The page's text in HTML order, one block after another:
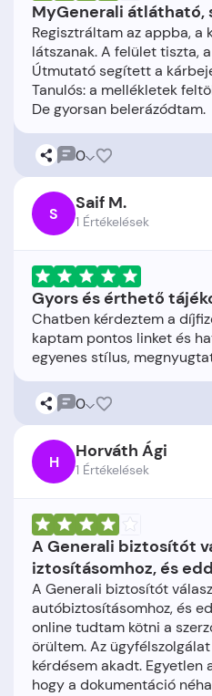
MyGenerali átlátható,
Regisztráltam az appba, a
látszanak. A felület tiszta,
Útmutató segített a
Tanulós: a mellékletek
0
S Saif M.
1 Értékelések
Gyors és érthető
Chatben kérdeztem a
kaptam pontos linket és
0
H Horváth Ági
1 Értékelések
A Generali biztosítót
iztosításomhoz, és
A Generali biztosítót
autóbiztosításomhoz, és
online tudtam kötni a
örültem. Az
kérdésem akadt. Egyetlen
hogy a dokumentáció